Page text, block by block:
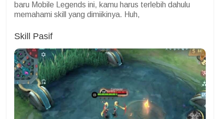
baru Mobile Legends ini, kamu harus terlebih dahulu
memahami skill yang dimiikinya. Huh,
Skill Pasif